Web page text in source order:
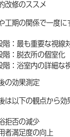
改修のススメ
工期の関係で一度に
階 ：最も重要な視線
階 ：脱衣所の個室化
階 ：浴室内の詳細な
の効果測定
は以下の観点から効
拒否の減少
者満足度の向上